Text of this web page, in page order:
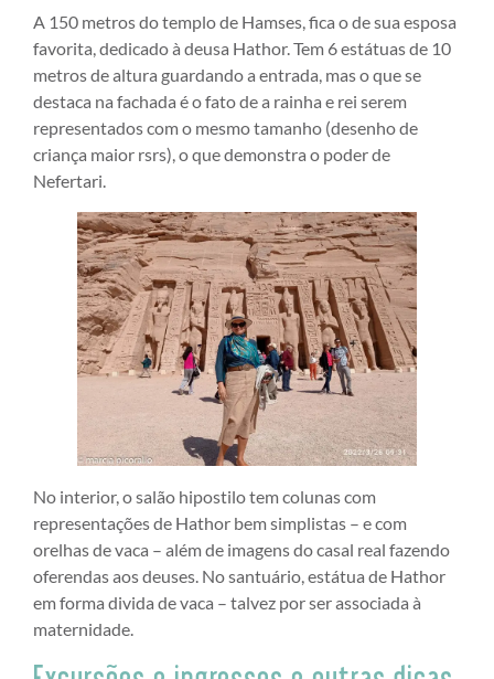
A 150 metros do templo de Hamses, fica o de sua esposa
favorita, dedicado à deusa Hathor. Tem 6 estátuas de 10
metros de altura guardando a entrada, mas o que se
destaca na fachada é o fato de a rainha e rei serem
representados com o mesmo tamanho (desenho de
criança maior rsrs), o que demonstra o poder de
Nefertari.
No interior, o salão hipostilo tem colunas com
representações de Hathor bem simplistas – e com
orelhas de vaca – além de imagens do casal real fazendo
oferendas aos deuses. No santuário, estátua de Hathor
em forma divida de vaca – talvez por ser associada à
maternidade.